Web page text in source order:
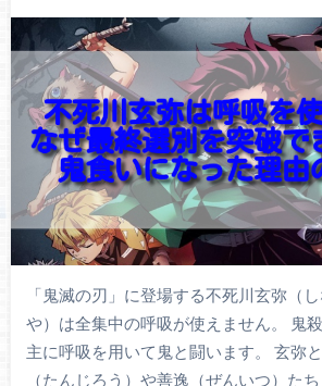
「鬼滅の刃」に登場する不死川玄弥（
や）は全集中の呼吸が使えません。 鬼
主に呼吸を用いて鬼と闘います。 玄弥
（たんじろう）や善逸（ぜんいつ）た